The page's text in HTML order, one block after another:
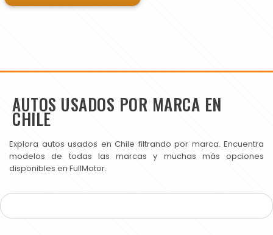
AUTOS USADOS POR MARCA EN
CHILE
Explora autos usados en Chile filtrando por marca. Encuentra
modelos de todas las marcas y muchas más opciones
disponibles en FullMotor.